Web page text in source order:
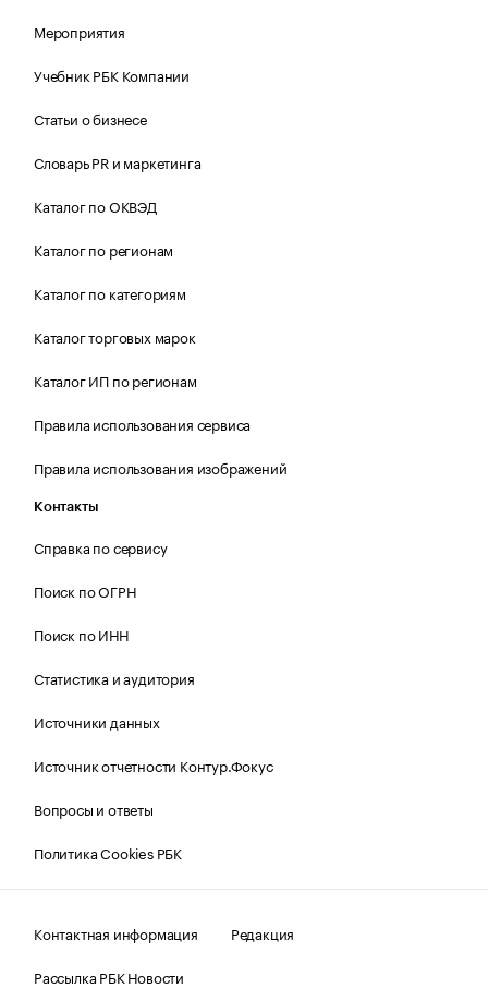
Мероприятия
Учебник РБК Компании
Статьи о бизнесе
Словарь PR и маркетинга
Каталог по ОКВЭД
Каталог по регионам
Каталог по категориям
Каталог торговых марок
Каталог ИП по регионам
Правила использования сервиса
Правила использования изображений
Контакты
Справка по сервису
Поиск по ОГРН
Поиск по ИНН
Статистика и аудитория
Источники данных
Источник отчетности Контур.Фокус
Вопросы и ответы
Политика Cookies РБК
Контактная информация
Редакция
Рассылка РБК Новости